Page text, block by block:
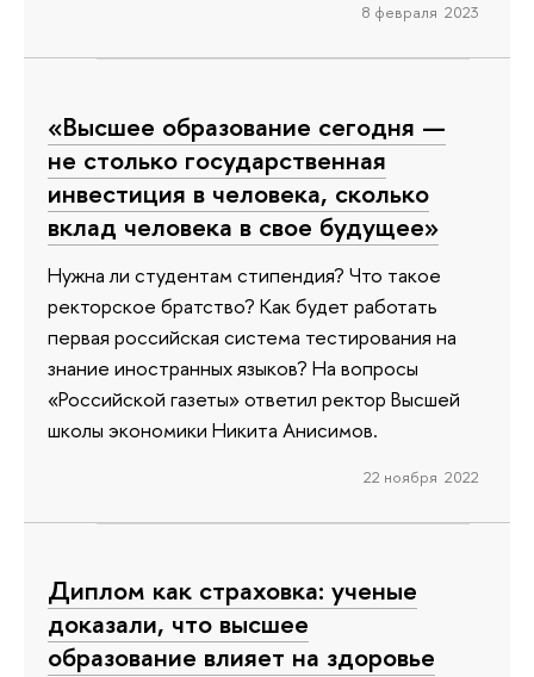
8 февраля 2023
«Высшее образование сегодня —
не столько государственная
инвестиция в человека, сколько
вклад человека в свое будущее»
Нужна ли студентам стипендия? Что такое
ректорское братство? Как будет работать
первая российская система тестирования на
знание иностранных языков? На вопросы
«Российской газеты» ответил ректор Высшей
школы экономики Никита Анисимов.
22 ноября 2022
Диплом как страховка: ученые
доказали, что высшее
образование влияет на здоровье